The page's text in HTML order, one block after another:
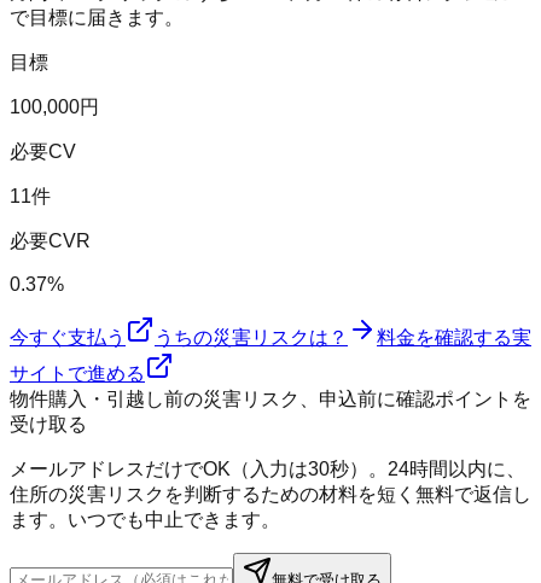
で目標に届きます。
目標
100,000円
必要CV
11件
必要CVR
0.37%
今すぐ支払う うちの災害リスクは？ 料金を確認する実
サイトで進める
物件購入・引越し前の災害リスク、申込前に確認ポイントを
受け取る
メールアドレスだけでOK（入力は30秒）。24時間以内に、
住所の災害リスクを判断するための材料を短く無料で返信し
ます。いつでも中止できます。